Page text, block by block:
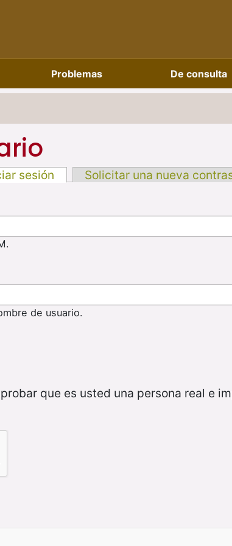
Problemas De consulta
sesión
Solicitar una nueva
de usuario.
que es usted una persona real e